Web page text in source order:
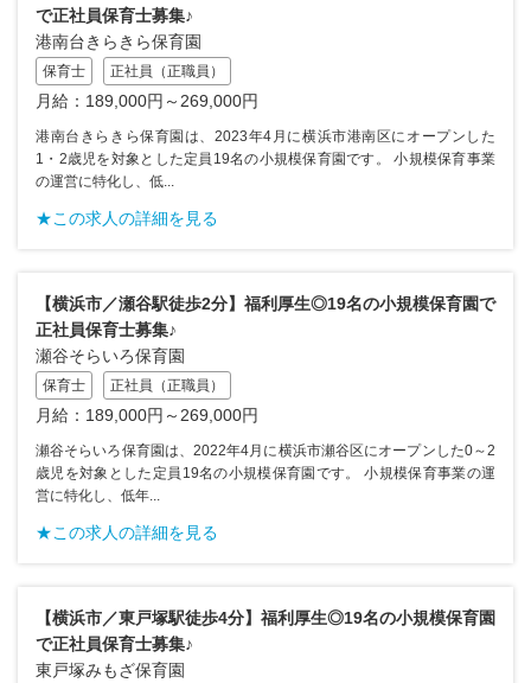
で正社員保育士募集♪
港南台きらきら保育園
保育士 正社員（正職員）
月給：189,000円～269,000円
港南台きらきら保育園は、2023年4月に横浜市港南区にオープンした
1・2歳児を対象とした定員19名の小規模保育園です。 小規模保育事業
の運営に特化し、低...
★この求人の詳細を見る
【横浜市／瀬谷駅徒歩2分】福利厚生◎19名の小規模保育園で
正社員保育士募集♪
瀬谷そらいろ保育園
保育士 正社員（正職員）
月給：189,000円～269,000円
瀬谷そらいろ保育園は、2022年4月に横浜市瀬谷区にオープンした0～2
歳児を対象とした定員19名の小規模保育園です。 小規模保育事業の運
営に特化し、低年...
★この求人の詳細を見る
【横浜市／東戸塚駅徒歩4分】福利厚生◎19名の小規模保育園
で正社員保育士募集♪
東戸塚みもざ保育園